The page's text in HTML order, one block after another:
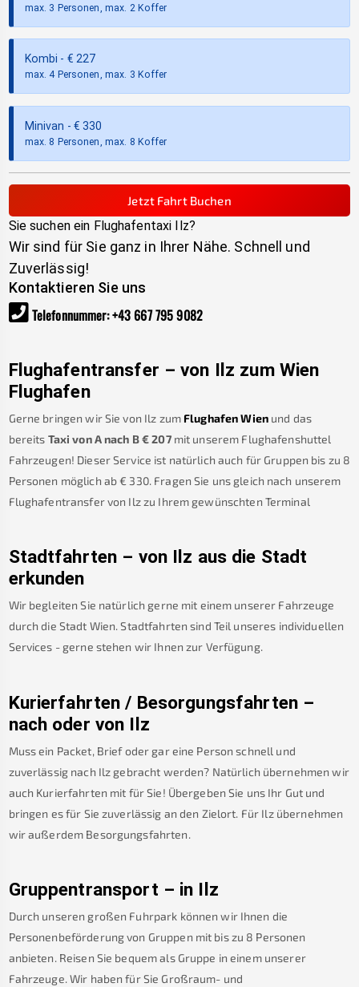
max. 3 Personen, max. 2 Koffer
Kombi - € 227
max. 4 Personen, max. 3 Koffer
Minivan - €330
max. 8 Personen, max. 8 Koffer
Jetzt Fahrt Buchen
Sie suchen ein Flughafentaxi Ilz?
Wir sind für Sie ganz in Ihrer Nähe. Schnell und
Zuverlässig!
Kontaktieren Sie uns
Telefonnummer:+43 667 795 9082
Flughafentransfer – von Ilz zum Wien
Flughafen
Gerne bringen wir Sie von Ilz zum Flughafen Wien und das
bereits Taxi von A nach B€207 mit unserem Flughafenshuttel
Fahrzeugen! Dieser Service ist natürlich auch für Gruppen bis zu 8
Personen möglich ab € 330. Fragen Sie uns gleich nach unserem
Flughafentransfer von Ilzzu Ihrem gewünschten Terminal
Stadtfahrten – von Ilz aus die Stadt
erkunden
Wir begleiten Sie natürlich gerne mit einem unserer Fahrzeuge
durch die Stadt Wien. Stadtfahrten sind Teil unseres individuellen
Services - gerne stehen wir Ihnen zur Verfügung.
Kurierfahrten / Besorgungsfahrten –
nach oder von Ilz
Muss ein Packet, Brief oder gar eine Person schnell und
zuverlässig nach Ilz gebracht werden? Natürlich übernehmen wir
auch Kurierfahrten mit für Sie! Übergeben Sie uns Ihr Gut und
bringen es für Sie zuverlässig an den Zielort. Für Ilz übernehmen
wir außerdem Besorgungsfahrten.
Gruppentransport – in Ilz
Durch unseren großen Fuhrpark können wir Ihnen die
Personenbeförderung von Gruppen mit bis zu 8 Personen
anbieten. Reisen Sie bequem als Gruppe in einem unserer
Fahrzeuge. Wir haben für Sie Großraum- und